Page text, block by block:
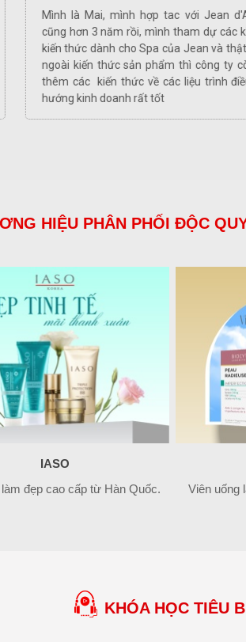
Mình là Mai, mình hợp tac với Jean
cũng hơn 3 năm rồi, mình tham dự các
kiến thức dành cho Spa của Jean và
ngoài kiến thức sản phẩm thì công ty
thêm các kiến thức về các liệu trình
hướng kinh doanh rất tốt
HIỆU PHÂN PHỐI ĐỘC
IASO
đẹp cao cấp từ Hàn Quốc.
Viên uống
KHÓA HỌC TIÊU